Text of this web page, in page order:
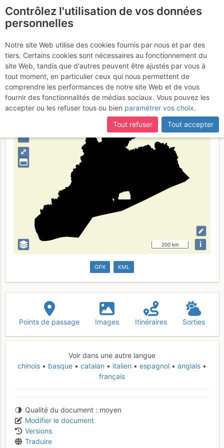
Guangdong
Type de région limite administrative
⤢
–
200 km i
GPX KML
Points de passage Images Itinéraires Sorties
Voir dans une autre langue
chinois
basque catalan italien espagnol
anglais
français
Qualité du document
moyen
Modifier le document
Versions
Traduire
Contrôlez l'utilisation de vos données
personnelles
Notre site Web utilise des cookies fournis par nous et par des
tiers. Certains cookies sont nécessaires au fonctionnement du
site Web, tandis que d'autres peuvent être ajustés par vous à
tout moment, en particulier ceux qui nous permettent de
comprendre les performances de notre site Web et de vous
fournir des fonctionnalités de médias sociaux. Vous pouvez les
accepter ou les refuser tous ou bien paramétrer vos choix.
Tout refuser
Tout accepter